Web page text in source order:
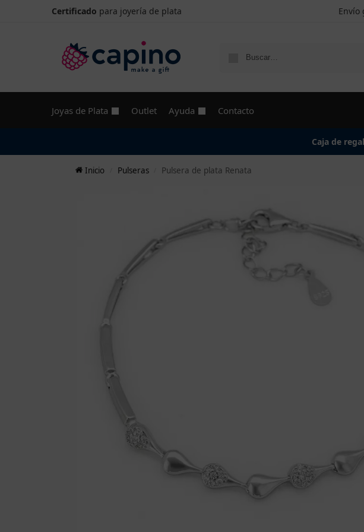
Certificado para joyería de plata
Joyas de Plata Outlet Ayuda Contacto
Caja de
Inicio Pulseras Pulsera de plata Renata